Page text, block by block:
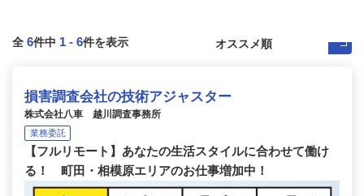
全 6件中 1 - 6件を表示
損害調査会社の技術アジャスター
株式会社八車 越川調査事務所
業務委託
【フルリモート】あなたの生活スタイルに合わせて働け
る！ 町田・相模原エリアのお仕事増加中！